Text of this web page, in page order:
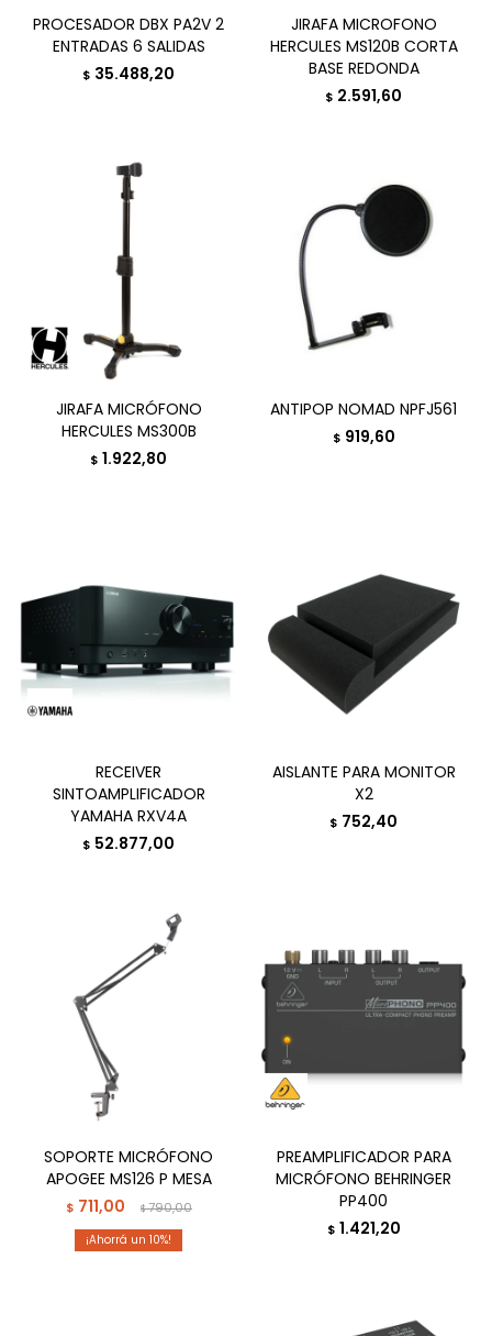
PROCESADOR DBX PA2V 2
ENTRADAS 6 SALIDAS
$ 35.488,20
JIRAFA MICROFONO
HERCULES MS120B CORTA
BASE REDONDA
$ 2.591,60
JIRAFA MICRÓFONO
HERCULES MS300B
$ 1.922,80
ANTIPOP NOMAD NPFJ561
$ 919,60
RECEIVER
SINTOAMPLIFICADOR
YAMAHA RXV4A
$ 52.877,00
AISLANTE PARA MONITOR
X2
$ 752,40
SOPORTE MICRÓFONO
APOGEE MS126 P MESA
$ 711,00 $790,00
10
PREAMPLIFICADOR PARA
MICRÓFONO BEHRINGER
PP400
$ 1.421,20